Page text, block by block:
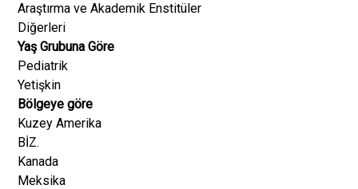
Araştırma ve Akademik Enstitüler
Diğerleri
Yaş Grubuna Göre
Pediatrik
Yetişkin
Bölgeye göre
Kuzey Amerika
BİZ.
Kanada
Meksika